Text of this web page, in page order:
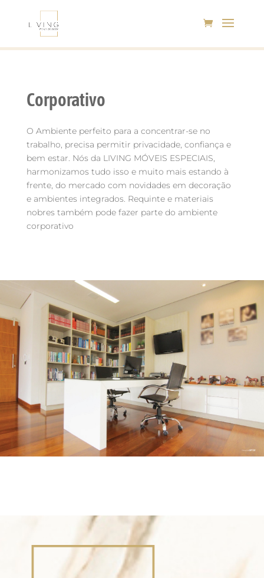
Corporativo
O Ambiente perfeito para a concentrar-se no
trabalho, precisa permitir privacidade, confiança e
bem estar. Nós da LIVING MÓVEIS ESPECIAIS,
harmonizamos tudo isso e muito mais estando à
frente, do mercado com novidades em decoração
e ambientes integrados. Requinte e materiais
nobres também pode fazer parte do ambiente
corporativo
CORPORATIVO